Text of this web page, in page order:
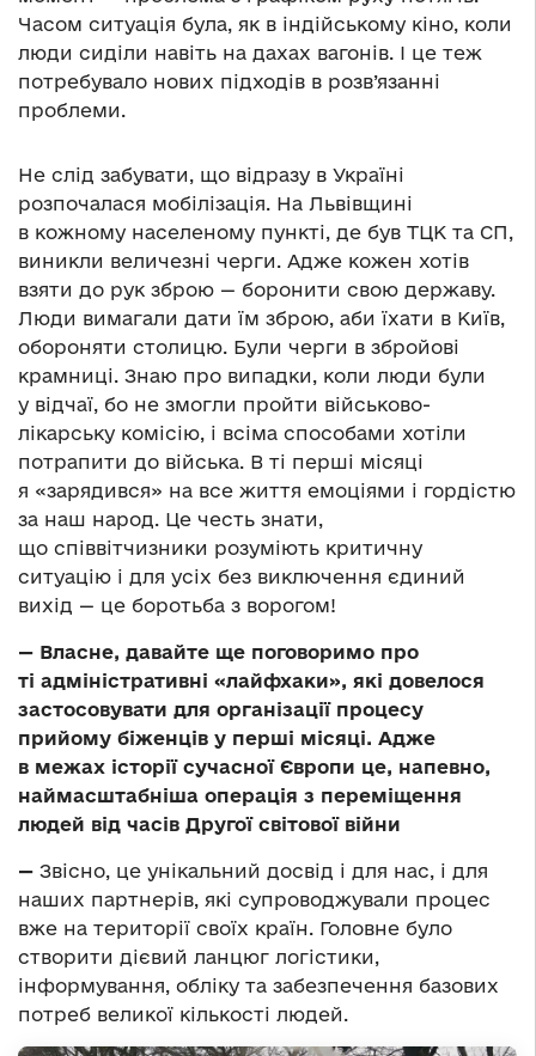
Часом ситуація була, як в індійському кіно, коли
люди сиділи навіть на дахах вагонів. І це теж
потребувало нових підходів в розв’язанні
проблеми.
Не слід забувати, що відразу в Україні
розпочалася мобілізація. На Львівщині
в кожному населеному пункті, де був ТЦК та СП,
виникли величезні черги. Адже кожен хотів
взяти до рук зброю — боронити свою державу.
Люди вимагали дати їм зброю, аби їхати в Київ,
обороняти столицю. Були черги в збройові
крамниці. Знаю про випадки, коли люди були
у відчаї, бо не змогли пройти військово-
лікарську комісію, і всіма способами хотіли
потрапити до війська. В ті перші місяці
я «зарядився» на все життя емоціями і гордістю
за наш народ. Це честь знати,
що співвітчизники розуміють критичну
ситуацію і для усіх без виключення єдиний
вихід — це боротьба з ворогом!
— Власне, давайте ще поговоримо про
ті адміністративні «лайфхаки», які довелося
застосовувати для організації процесу
прийому біженців у перші місяці. Адже
в межах історії сучасної Європи це, напевно,
наймасштабніша операція з переміщення
людей від часів Другої світової війни
— Звісно, це унікальний досвід і для нас, і для
наших партнерів, які супроводжували процес
вже на території своїх країн. Головне було
створити дієвий ланцюг логістики,
інформування, обліку та забезпечення базових
потреб великої кількості людей.